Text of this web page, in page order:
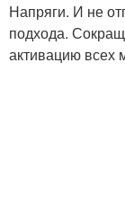
Напряги. И не
подхода.
активацию всех